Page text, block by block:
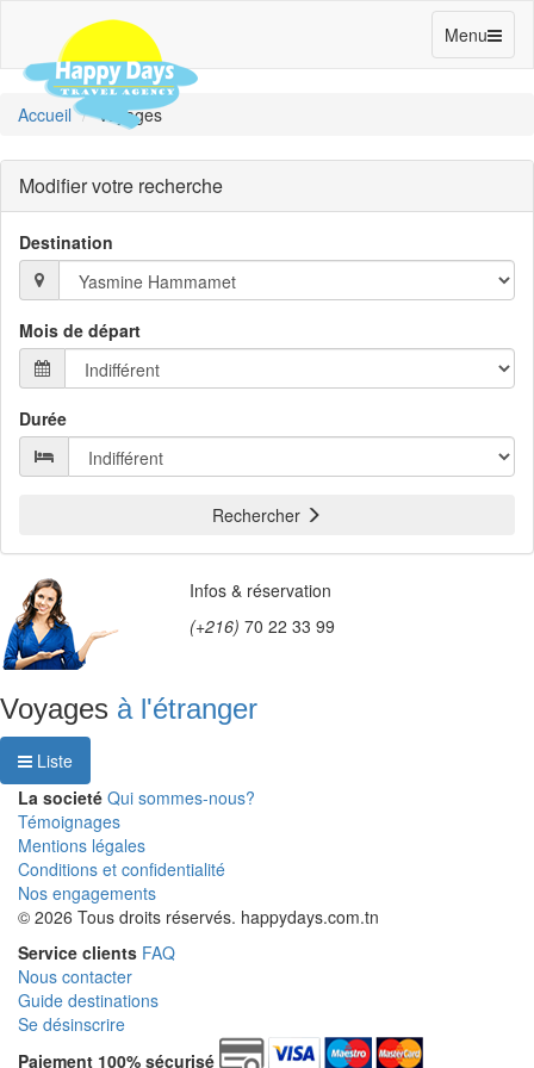
Toggle
navigation
Menu
Accueil Voyages
Modifier votre recherche
Destination
Mois de départ
Durée
Rechercher
Infos & réservation
(+216) 70 22 33 99
Voyages à l'étranger
Liste
La societé Qui sommes-nous?
Témoignages
Mentions légales
Conditions et confidentialité
Nos engagements
© 2026 Tous droits réservés. happydays.com.tn
Service clients FAQ
Nous contacter
Guide destinations
Se désinscrire
Paiement 100% sécurisé